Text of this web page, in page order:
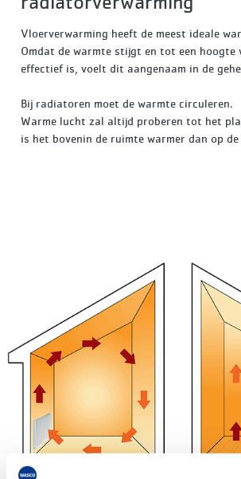
Vloerverwarming heeft de meest ideale
Omdat de warmte stijgt en tot een hoogte
effectief is, voelt dit aangenaam in de
Bij radiatoren moet de warmte circuleren.
Warme lucht zal altijd proberen tot het
is het bovenin de ruimte warmer dan op